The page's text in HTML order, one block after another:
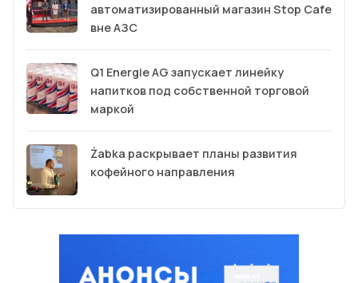
автоматизированный магазин Stop Cafe
вне АЗС
Q1 Energie AG запускает линейку
напитков под собственной торговой
маркой
Żabka раскрывает планы развития
кофейного направления